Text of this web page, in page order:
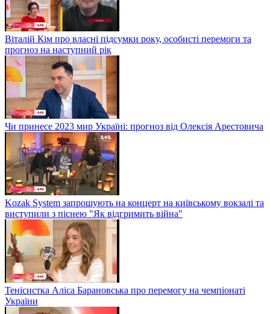
Віталій Кім про власні підсумки року, особисті перемоги та
прогноз на наступний рік
Чи принесе 2023 мир Україні: прогноз від Олексія Арестовича
Kozak System запрошують на концерт на київському вокзалі та
виступили з піснею "Як відгримить війна"
Тенісистка Аліса Барановська про перемогу на чемпіонаті
України